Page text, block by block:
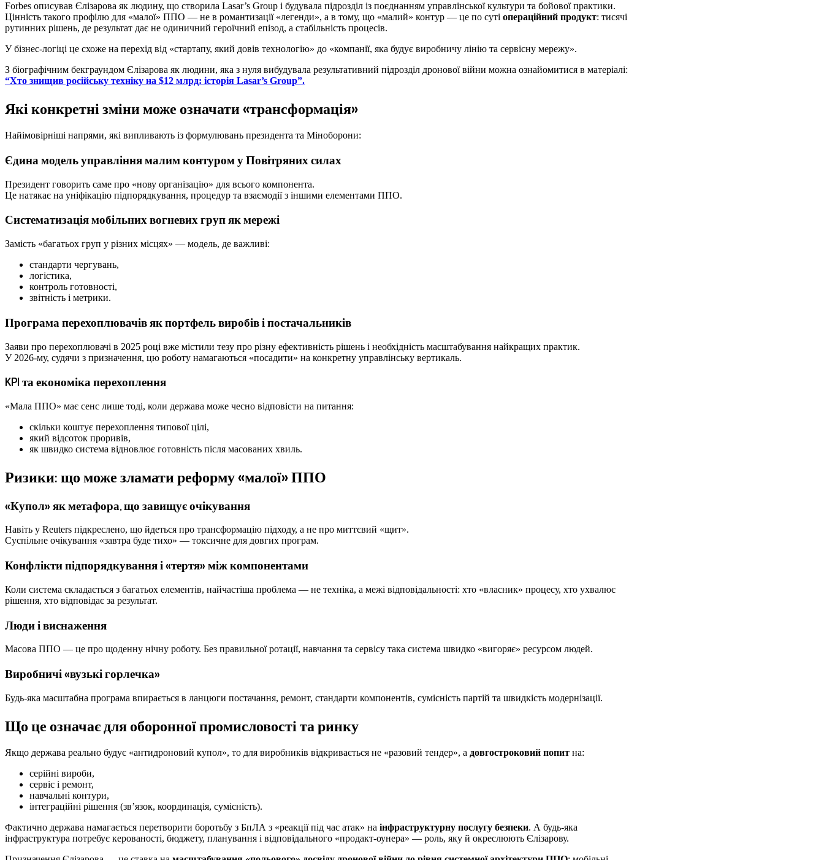
Forbes описував Єлізарова як людину, що створила Lasar’s Group і будувала підрозділ із поєднанням управлінської культури та бойової практики.
Цінність такого профілю для «малої» ППО — не в романтизації «легенди», а в тому, що «малий» контур — це по суті операційний продукт: тисячі
рутинних рішень, де результат дає не одиничний героїчний епізод, а стабільність процесів.
У бізнес-логіці це схоже на перехід від «стартапу, який довів технологію» до «компанії, яка будує виробничу лінію та сервісну мережу».
З біографічним бекграундом Єлізарова як людини, яка з нуля вибудувала результативний підрозділ дронової війни можна ознайомитися в матеріалі:
“Хто знищив російську техніку на $12 млрд: історія Lasar’s Group”.
Які конкретні зміни може означати «трансформація»
Найімовірніші напрями, які випливають із формулювань президента та Міноборони:
Єдина модель управління малим контуром у Повітряних силах
Президент говорить саме про «нову організацію» для всього компонента.
Це натякає на уніфікацію підпорядкування, процедур та взаємодії з іншими елементами ППО.
Систематизація мобільних вогневих груп як мережі
Замість «багатьох груп у різних місцях» — модель, де важливі:
стандарти чергувань,
логістика,
контроль готовності,
звітність і метрики.
Програма перехоплювачів як портфель виробів і постачальників
Заяви про перехоплювачі в 2025 році вже містили тезу про різну ефективність рішень і необхідність масштабування найкращих практик.
У 2026-му, судячи з призначення, цю роботу намагаються «посадити» на конкретну управлінську вертикаль.
KPI та економіка перехоплення
«Мала ППО» має сенс лише тоді, коли держава може чесно відповісти на питання:
скільки коштує перехоплення типової цілі,
який відсоток проривів,
як швидко система відновлює готовність після масованих хвиль.
Ризики: що може зламати реформу «малої» ППО
«Купол» як метафора, що завищує очікування
Навіть у Reuters підкреслено, що йдеться про трансформацію підходу, а не про миттєвий «щит».
Суспільне очікування «завтра буде тихо» — токсичне для довгих програм.
Конфлікти підпорядкування і «тертя» між компонентами
Коли система складається з багатьох елементів, найчастіша проблема — не техніка, а межі відповідальності: хто «власник» процесу, хто ухвалює
рішення, хто відповідає за результат.
Люди і виснаження
Масова ППО — це про щоденну нічну роботу. Без правильної ротації, навчання та сервісу така система швидко «вигоряє» ресурсом людей.
Виробничі «вузькі горлечка»
Будь-яка масштабна програма впирається в ланцюги постачання, ремонт, стандарти компонентів, сумісність партій та швидкість модернізації.
Що це означає для оборонної промисловості та ринку
Якщо держава реально будує «антидроновий купол», то для виробників відкривається не «разовий тендер», а довгостроковий попит на:
серійні вироби,
сервіс і ремонт,
навчальні контури,
інтеграційні рішення (зв’язок, координація, сумісність).
Фактично держава намагається перетворити боротьбу з БпЛА з «реакції під час атак» на інфраструктурну послугу безпеки. А будь-яка
інфраструктура потребує керованості, бюджету, планування і відповідального «продакт-оунера» — роль, яку й окреслюють Єлізарову.